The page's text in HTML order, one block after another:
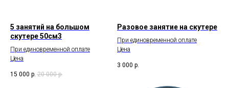
5 занятий на большом
скутере 50см3
При единовременной оплате
Цена
15 000 р. 20 000 р.
Разовое занятие на скутере
При единовременной оплате
Цена
3 000 р.